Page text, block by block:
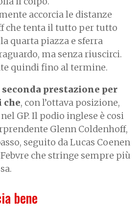
accorcia le distanze
che tenta il tutto per tutto
quarta piazza e sferra
ma senza riuscirci.
quindi fino al termine.
prestazione per
che, con l’ottava posizione,
GP. Il podio inglese è cosi
Glenn Coldenhoff,
seguito da Lucas Coenen
che stringe sempre più
bene